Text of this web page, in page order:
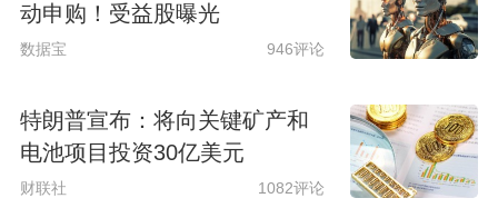
动申购！受益股曝光
数据宝 946评论
特朗普宣布：将向关键矿产和
电池项目投资30亿美元
财联社 1082评论